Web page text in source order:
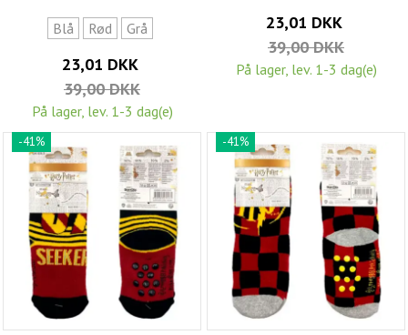
Blå Rød Grå
23,01 DKK
39,00 DKK
På lager, lev. 1-3 dag(e)
23,01 DKK
39,00 DKK
På lager, lev. 1-3 dag(e)
-41% -41%